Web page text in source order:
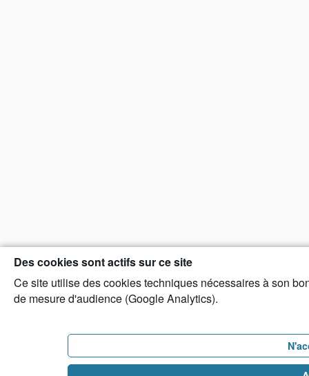
Des cookies sont actifs sur ce site
Ce site utilise des cookies techniques nécessaires à son
de mesure d'audience (Google Analytics).